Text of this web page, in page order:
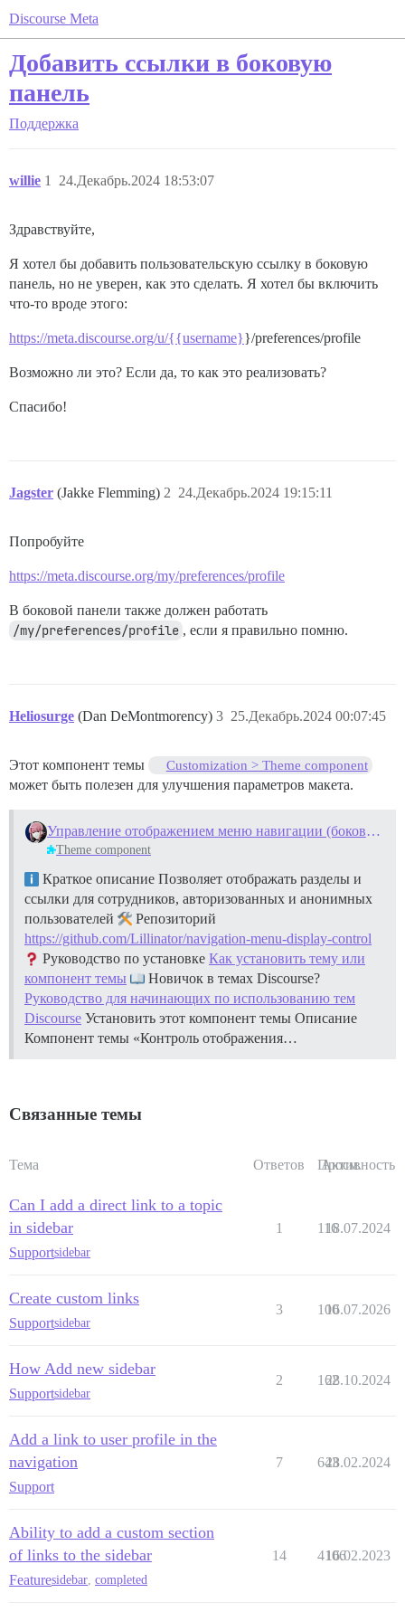
Discourse Meta
Добавить ссылки в боковую
панель
Поддержка
willie 24.Декабрь.2024 18:53:07
1
Здравствуйте,
Я хотел бы добавить пользовательскую ссылку в боковую
панель, но не уверен, как это сделать. Я хотел бы включить
что-то вроде этого:
https://meta.discourse.org/u/{{username}}/preferences/profile
Возможно ли это? Если да, то как это реализовать?
Спасибо!
Jagster (Jakke Flemming) 24.Декабрь.2024 19:15:11
2
Попробуйте
https://meta.discourse.org/my/preferences/profile
В боковой панели также должен работать
/my/preferences/profile , если я правильно помню.
Heliosurge (Dan DeMontmorency) 25.Декабрь.2024 00:07:45
3
Этот компонент темы Customization > Theme component
может быть полезен для улучшения параметров макета.
Управление отображением меню навигации (боковая панель)
Theme component
Краткое описание Позволяет отображать разделы и
ссылки для сотрудников, авторизованных и анонимных
пользователей
Репозиторий
https://github.com/Lillinator/navigation-menu-display-control
Руководство по установке Как установить тему или
компонент темы
Новичок в темах Discourse?
Руководство для начинающих по использованию тем
Discourse Установить этот компонент темы Описание
Компонент темы «Контроль отображения…
Связанные темы
Тема Ответов Просм.
Активность
Can I add a direct link to a topic
in sidebar
Supportsidebar
1 116
18.07.2024
Create custom links
Supportsidebar
3 100
16.07.2026
How Add new sidebar
Supportsidebar
2 162
28.10.2024
Add a link to user profile in the
navigation
Support
7 643
28.02.2024
Ability to add a custom section
of links to the sidebar
Featuresidebar, completed
14 4106
16.02.2023